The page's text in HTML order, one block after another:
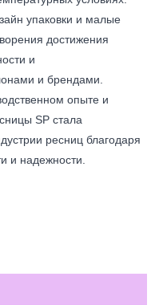
упаковки и малые
достижения
и
и брендами.
опыте и
SP стала
ресниц благодаря
и надежности.